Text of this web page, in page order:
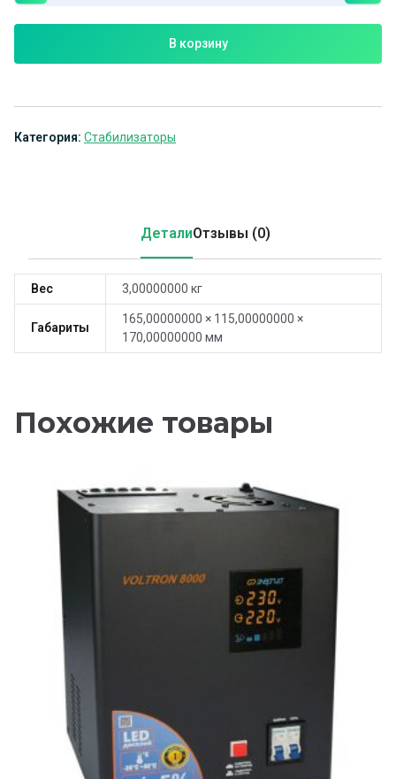
В корзину
Категория: Стабилизаторы
ДеталиОтзывы (0)
Вес 3,00000000 кг
Габариты
165,00000000 × 115,00000000 ×
170,00000000 мм
Похожие товары